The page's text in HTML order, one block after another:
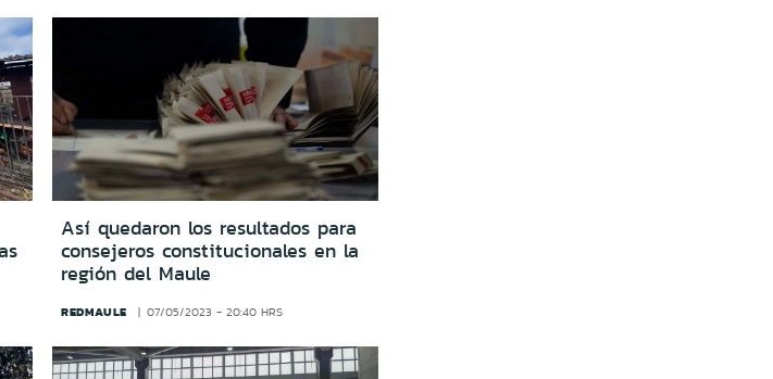
Así quedaron los resultados para
consejeros constitucionales en la
región del Maule
REDMAULE 07/05/2023 - 20:40 HRS